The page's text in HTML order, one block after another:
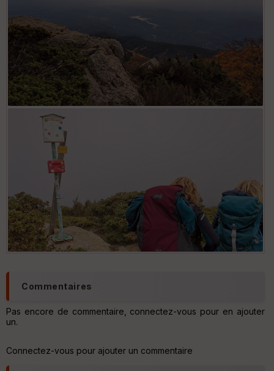
Commentaires
Pas encore de commentaire, connectez-vous pour en ajouter
un.
Connectez-vous pour ajouter un commentaire